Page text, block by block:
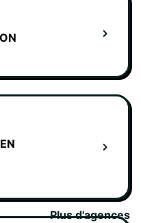
Plus d'agences